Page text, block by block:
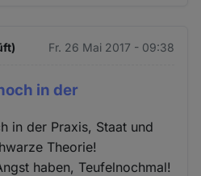
Fr. 26 Mai 2017 - 09:38
in der
in der Praxis, Staat und
Theorie!
haben, Teufelnochmal!